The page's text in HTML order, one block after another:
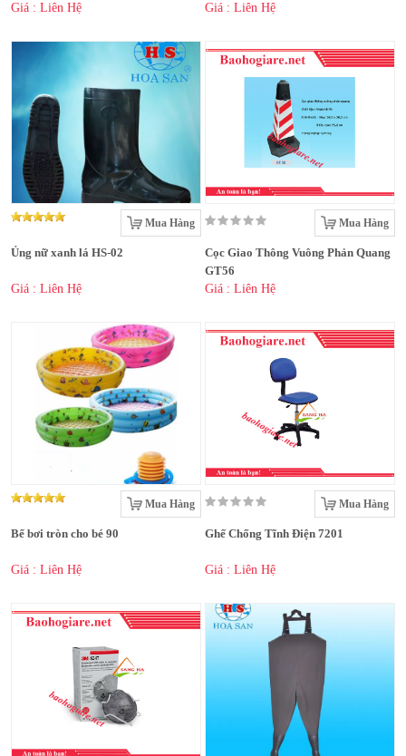
Giá : Liên Hệ
Giá : Liên Hệ
Mua Hàng
Ủng nữ xanh lá HS-02
Giá : Liên Hệ
Mua Hàng
Cọc Giao Thông Vuông Phản Quang
GT56
Giá : Liên Hệ
Mua Hàng
Bể bơi tròn cho bé 90
Giá : Liên Hệ
Mua Hàng
Ghế Chống Tĩnh Điện 7201
Giá : Liên Hệ